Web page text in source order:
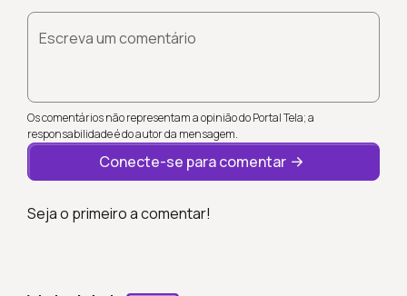
Escreva um comentário
Os comentários não representam a opinião do Portal Tela; a
responsabilidade é do autor da mensagem.
Conecte-se para comentar
Seja o primeiro a comentar!